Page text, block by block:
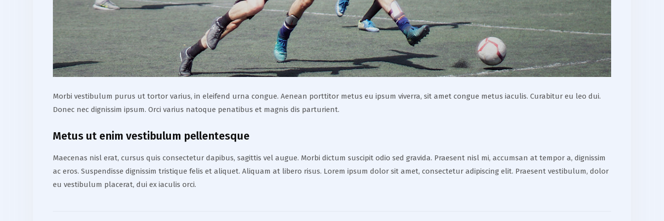
Morbi vestibulum purus ut tortor varius, in eleifend urna congue. Aenean porttitor metus eu ipsum viverra, sit amet congue metus iaculis. Curabitur eu leo dui.
Donec nec dignissim ipsum. Orci varius natoque penatibus et magnis dis parturient.
Metus ut enim vestibulum pellentesque
Maecenas nisl erat, cursus quis consectetur dapibus, sagittis vel augue. Morbi dictum suscipit odio sed gravida. Praesent nisl mi, accumsan at tempor a, dignissim
ac eros. Suspendisse dignissim tristique felis et aliquet. Aliquam at libero risus. Lorem ipsum dolor sit amet, consectetur adipiscing elit. Praesent vestibulum, dolor
eu vestibulum placerat, dui ex iaculis orci.